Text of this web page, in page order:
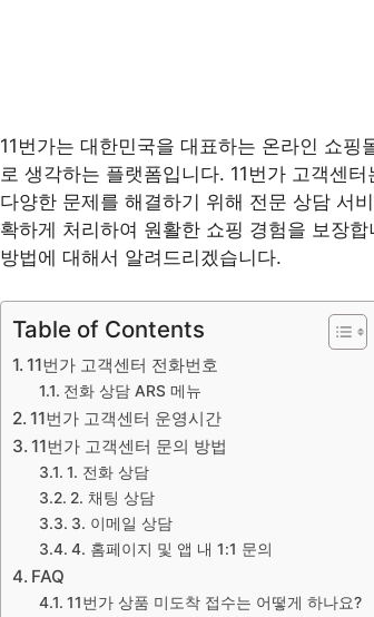
11번가는 대한민국을 대표하는 온라인 쇼
로 생각하는 플랫폼입니다. 11번가 고객센
다양한 문제를 해결하기 위해 전문 상담 서
확하게 처리하여 원활한 쇼핑 경험을 보장
방법에 대해서 알려드리겠습니다.
Table of Contents
11번가 고객센터 전화번호
전화 상담 ARS 메뉴
11번가 고객센터 운영시간
11번가 고객센터 문의 방법
1. 전화 상담
2. 채팅 상담
3. 이메일 상담
4. 홈페이지 및 앱 내 1:1 문의
FAQ
11번가 상품 미도착 접수는 어떻게 하나요?